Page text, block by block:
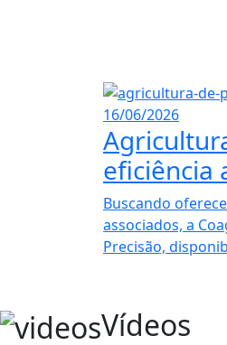
16/06/2026
eficiência
Buscando
associados, a
Precisão,
Vídeos